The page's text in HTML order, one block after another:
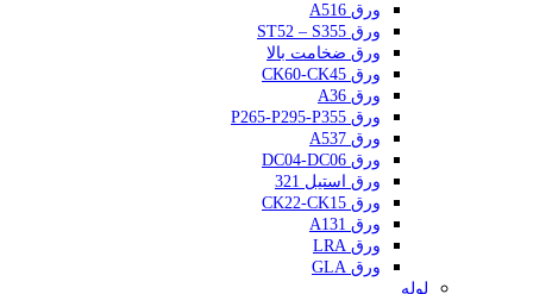
ورق A516
ورق ST52 – S355
ورق ضخامت بالا
ورق CK60-CK45
ورق A36
ورق P265-P295-P355
ورق A537
ورق DC04-DC06
ورق استیل 321
ورق CK22-CK15
ورق A131
ورق LRA
ورق GLA
لوله